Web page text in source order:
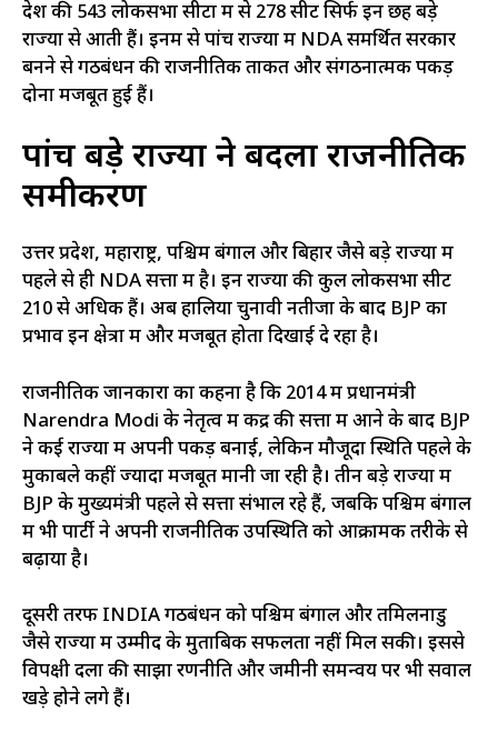
देश की 543 लोकसभा सीटों में से 278 सीटें सिर्फ इन छह बड़े
राज्यों से आती हैं। इनमें से पांच राज्यों में NDA समर्थित सरकार
बनने से गठबंधन की राजनीतिक ताकत और संगठनात्मक पकड़
दोनों मजबूत हुई हैं।
पांच बड़े राज्यों ने बदला राजनीतिक
समीकरण
उत्तर प्रदेश, महाराष्ट्र, पश्चिम बंगाल और बिहार जैसे बड़े राज्यों में
पहले से ही NDA सत्ता में है। इन राज्यों की कुल लोकसभा सीटें
210 से अधिक हैं। अब हालिया चुनावी नतीजों के बाद BJP का
प्रभाव इन क्षेत्रों में और मजबूत होता दिखाई दे रहा है।
राजनीतिक जानकारों का कहना है कि 2014 में प्रधानमंत्री
Narendra Modi के नेतृत्व में केंद्र की सत्ता में आने के बाद BJP
ने कई राज्यों में अपनी पकड़ बनाई, लेकिन मौजूदा स्थिति पहले के
मुकाबले कहीं ज्यादा मजबूत मानी जा रही है। तीन बड़े राज्यों में
BJP के मुख्यमंत्री पहले से सत्ता संभाल रहे हैं, जबकि पश्चिम बंगाल
में भी पार्टी ने अपनी राजनीतिक उपस्थिति को आक्रामक तरीके से
बढ़ाया है।
दूसरी तरफ INDIA गठबंधन को पश्चिम बंगाल और तमिलनाडु
जैसे राज्यों में उम्मीद के मुताबिक सफलता नहीं मिल सकी। इससे
विपक्षी दलों की साझा रणनीति और जमीनी समन्वय पर भी सवाल
खड़े होने लगे हैं।